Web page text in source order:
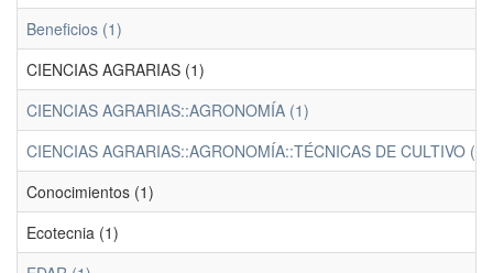
Beneficios (1)
CIENCIAS AGRARIAS (1)
CIENCIAS AGRARIAS::AGRONOMÍA (1)
CIENCIAS AGRARIAS::AGRONOMÍA::TÉCNICAS DE CULTIVO (1)
Conocimientos (1)
Ecotecnia (1)